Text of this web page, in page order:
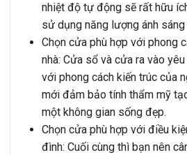
nhiệt độ tự động sẽ rất hữu
sử dụng năng lượng ánh sáng
Chọn cửa phù hợp với phong
nhà: Cửa sổ và cửa ra vào
với phong cách kiến trúc của
mới đảm bảo tính thẩm mỹ
một không gian sống đẹp.
Chọn cửa phù hợp với điều
đình: Cuối cùng thì bạn nên